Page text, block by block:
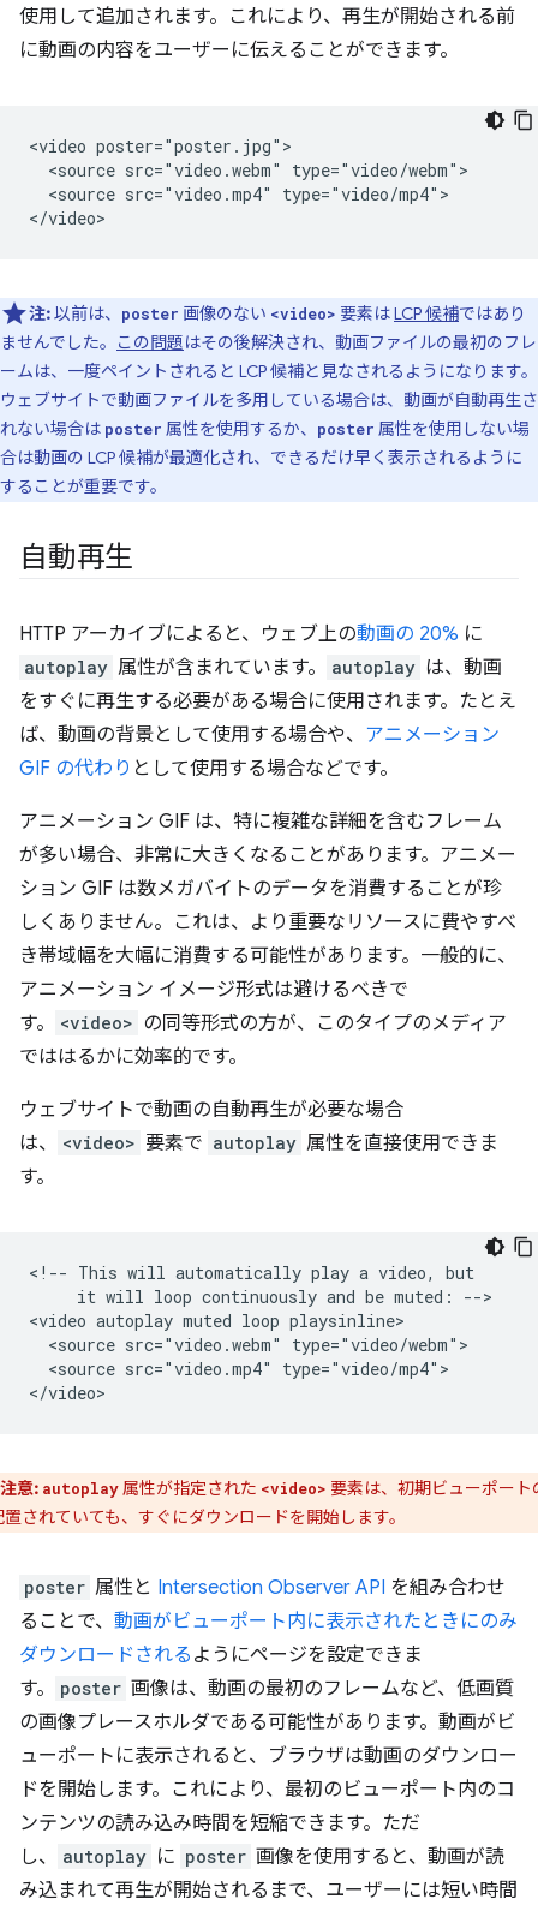
使用して追加されます。これにより、再生が開始される前
に動画の内容をユーザーに伝えることができます。
<video poster="poster.jpg">
  <source src="video.webm" type="video/webm">
  <source src="video.mp4" type="video/mp4">
注:以前は、 poster 画像のない <video> 要素はLCP 候補ではあり
ませんでした。
この問題はその後解決され、動画ファイルの最初のフレ
ームは、一度ペイントされると LCP 候補と見なされるようになります。
ウェブサイトで動画ファイルを多用している場合は、動画が自動再生さ
れない場合は poster 属性を使用するか、 poster 属性を使用しない場
合は動画の LCP 候補が最適化され、できるだけ早く表示されるように
することが重要です。
自動再生
HTTP アーカイブによると、ウェブ上の動画の 20% に
autoplay 属性が含まれています。 autoplay は、動画
をすぐに再生する必要がある場合に使用されます。たとえ
ば、動画の背景として使用する場合や、 アニメーション
GIF の代わり として使用する場合などです。
アニメーション GIF は、特に複雑な詳細を含むフレーム
が多い場合、非常に大きくなることがあります。アニメー
ション GIF は数メガバイトのデータを消費することが珍
しくありません。これは、より重要なリソースに費やすべ
き帯域幅を大幅に消費する可能性があります。一般的に、
アニメーション イメージ形式は避けるべきで
す。
<video> の同等形式の方が、このタイプのメディア
でははるかに効率的です。
ウェブサイトで動画の自動再生が必要な場合
は、
<video> 要素で autoplay 属性を直接使用できま
す。
<!-- This will automatically play a video, but
     it will loop continuously and be muted: -->
<video autoplay muted loop playsinline>
  <source src="video.webm" type="video/webm">
  <source src="video.mp4" type="video/mp4">
注意: autoplay属性が指定された <video> 要素は、初期ビューポート
されていても、すぐにダウンロードを開始します。
poster 属性と Intersection Observer API を組み合わせ
ることで、 動画がビューポート内に表示されたときにのみ
ダウンロードされる ようにページを設定できま
す。
poster 画像は、動画の最初のフレームなど、低画質
の画像プレースホルダである可能性があります。動画がビ
ューポートに表示されると、ブラウザは動画のダウンロー
ドを開始します。これにより、最初のビューポート内のコ
ンテンツの読み込み時間を短縮できます。ただ
し、
autoplay に poster 画像を使用すると、動画が読
み込まれて再生が開始されるまで、ユーザーには短い時間